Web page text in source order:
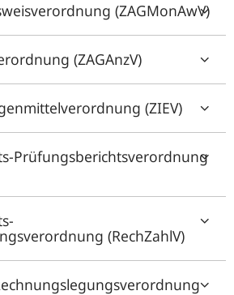
(ZAGMonAwV)
(ZAGAnzV)
(ZIEV)
Prüfungsberichtsverordnung
(RechZahlV)